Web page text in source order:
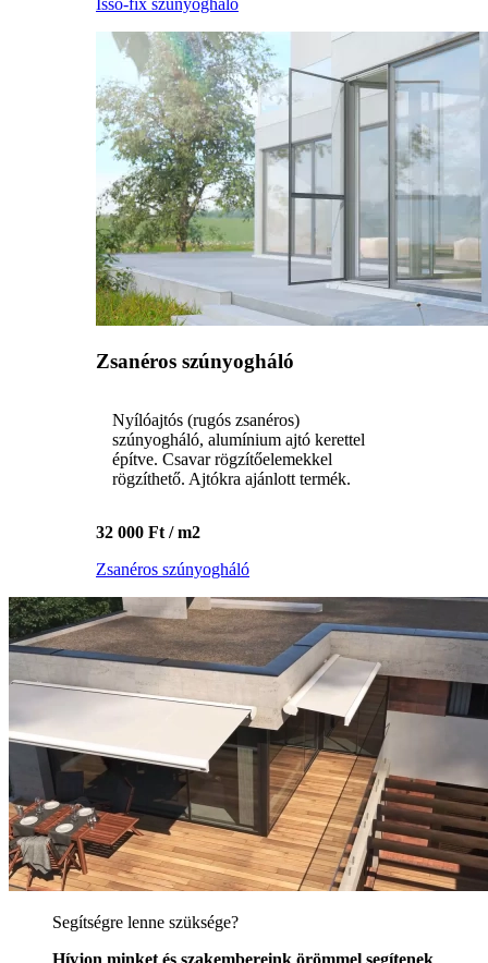
Zsanéros szúnyogháló
Nyílóajtós (rugós zsanéros)
szúnyogháló, alumínium ajtó kerettel
építve. Csavar rögzítőelemekkel
rögzíthető. Ajtókra ajánlott termék.
32 000 Ft / m2
Zsanéros szúnyogháló
Segítségre lenne szüksége?